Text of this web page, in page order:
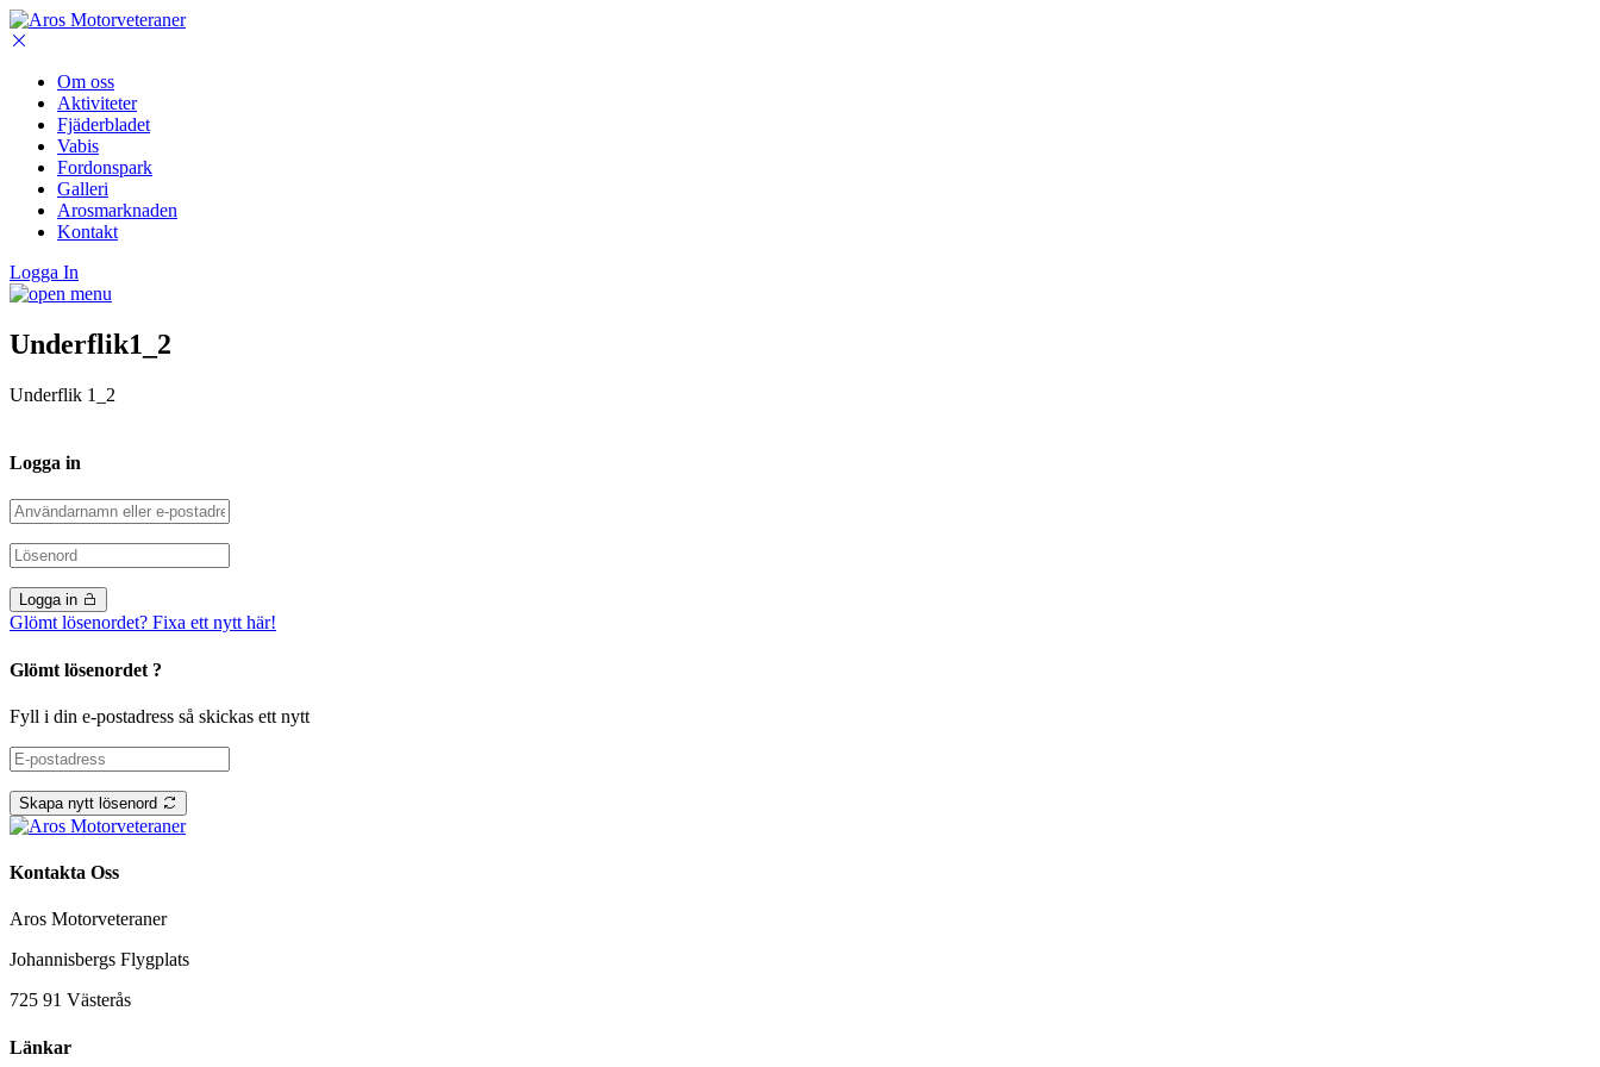
Om oss
Aktiviteter
Fjäderbladet
Vabis
Fordonspark
Galleri
Arosmarknaden
Kontakt
Logga In
Underflik1_2
Underflik 1_2
Logga in
Logga in
Glömt lösenordet? Fixa ett nytt här!
Glömt lösenordet ?
Fyll i din e-postadress så skickas ett nytt
Skapa nytt lösenord
Kontakta Oss
Aros Motorveteraner
Johannisbergs Flygplats
725 91 Västerås
Länkar